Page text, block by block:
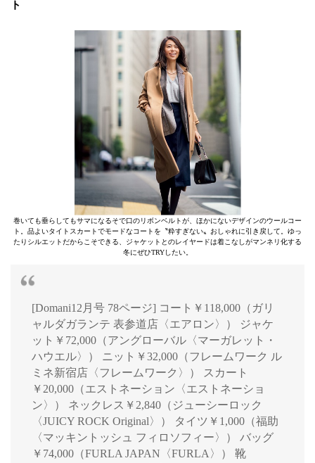
ト
巻いても垂らしてもサマになるそで口のリボンベルトが、ほかにないデザインのウールコー
ト。品よいタイトスカートでモードなコートを〝粋すぎない〟おしゃれに引き戻して。ゆっ
たりシルエットだからこそできる、ジャケットとのレイヤードは着こなしがマンネリ化する
冬にぜひTRYしたい。
[Domani12月号 78ページ] コート￥118,000（ガリ
ャルダガランテ 表参道店〈エアロン〉） ジャケ
ット￥72,000（アングローバル〈マーガレット・
ハウエル〉） ニット￥32,000（フレームワーク ル
ミネ新宿店〈フレームワーク〉） スカート
￥20,000（エストネーション〈エストネーショ
ン〉） ネックレス￥2,840（ジューシーロック
〈JUICY ROCK Original〉） タイツ￥1,000（福助
〈マッキントッシュ フィロソフィー〉） バッグ
￥74,000（FURLA JAPAN〈FURLA〉） 靴